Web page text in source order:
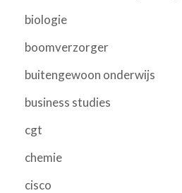
biologie
boomverzorger
buitengewoon onderwijs
business studies
cgt
chemie
cisco